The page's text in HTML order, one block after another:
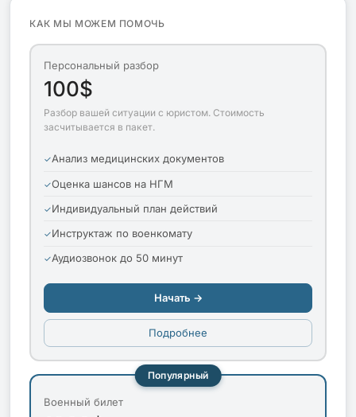
КАК МЫ МОЖЕМ ПОМОЧЬ
Персональный разбор
100$
Разбор вашей ситуации с юристом. Стоимость
засчитывается в пакет.
Анализ медицинских документов
Оценка шансов на НГМ
Индивидуальный план действий
Инструктаж по военкомату
Аудиозвонок до 50 минут
Начать →
Подробнее
Популярный
Военный билет